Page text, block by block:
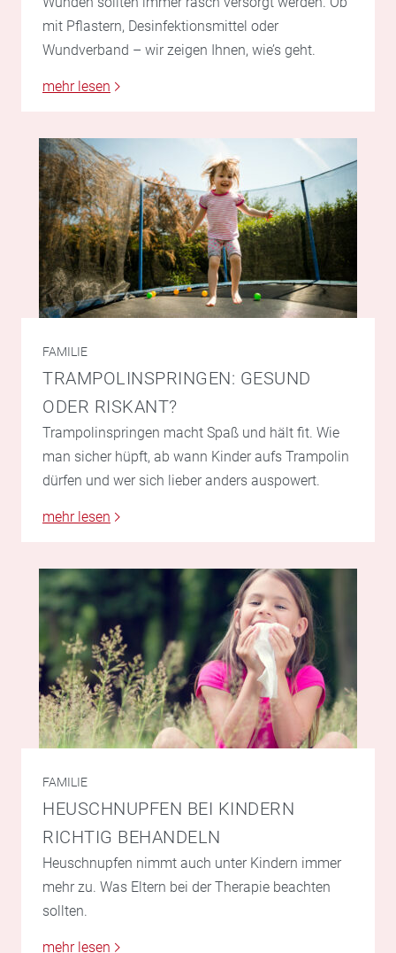
mit Pflastern, Desinfektionsmittel oder
Wundverband – wir zeigen Ihnen, wie’s geht.
mehr lesen
FAMILIE
TRAMPOLINSPRINGEN: GESUND
ODER RISKANT?
Trampolinspringen macht Spaß und hält fit. Wie
man sicher hüpft, ab wann Kinder aufs Trampolin
dürfen und wer sich lieber anders auspowert.
mehr lesen
FAMILIE
HEUSCHNUPFEN BEI KINDERN
RICHTIG BEHANDELN
Heuschnupfen nimmt auch unter Kindern immer
mehr zu. Was Eltern bei der Therapie beachten
sollten.
mehr lesen